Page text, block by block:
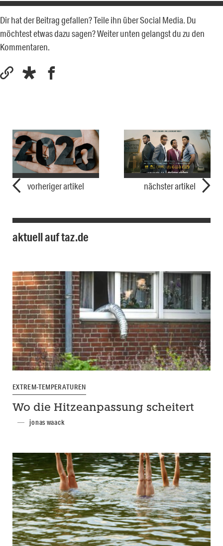
Dir hat der Beitrag gefallen? Teile ihn über Social Media. Du
möchtest etwas dazu sagen? Weiter unten gelangst du zu den
Kommentaren.
vorheriger artikel nächster artikel
aktuell auf taz.de
EXTREM-TEMPERATUREN
Wo die Hitzeanpassung scheitert
jonas waack